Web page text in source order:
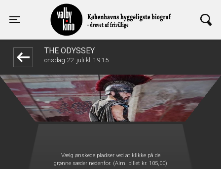
Toggle navigation
Valby Kino
THE ODYSSEY
onsdag 22. juli kl. 19:15
Vælg ønskede pladser ved at klikke på de
grønne sæder nedenfor. (Alm. billet kr. 105,00)
front03-cc 060813